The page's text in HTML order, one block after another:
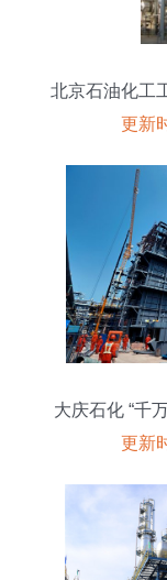
北京石油化工
更新
大庆石化 “千
更新